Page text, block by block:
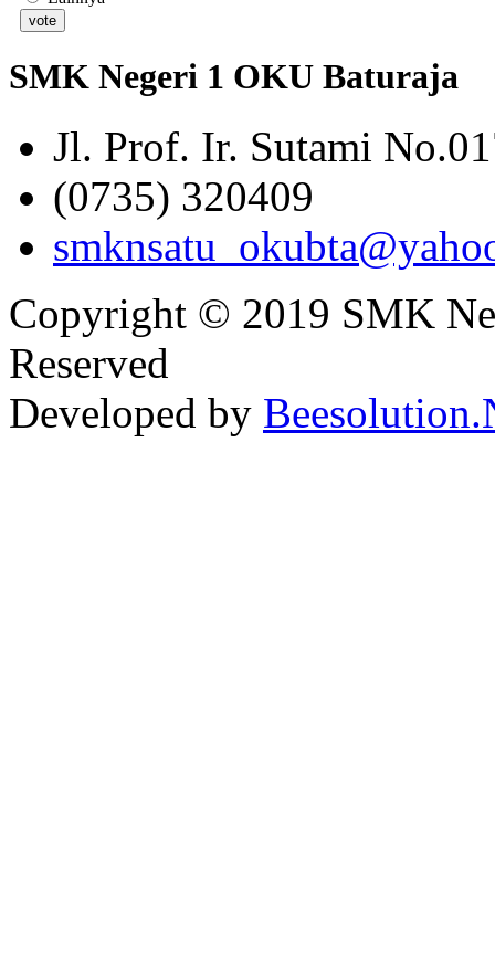
SMK Negeri 1 OKU Baturaja
Jl. Prof. Ir. Sutami
(0735) 320409
Copyright © 2019 SMK
Reserved
Developed by